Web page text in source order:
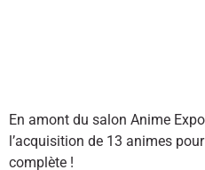
En amont du salon Anime
l’acquisition de 13 animes
complète !